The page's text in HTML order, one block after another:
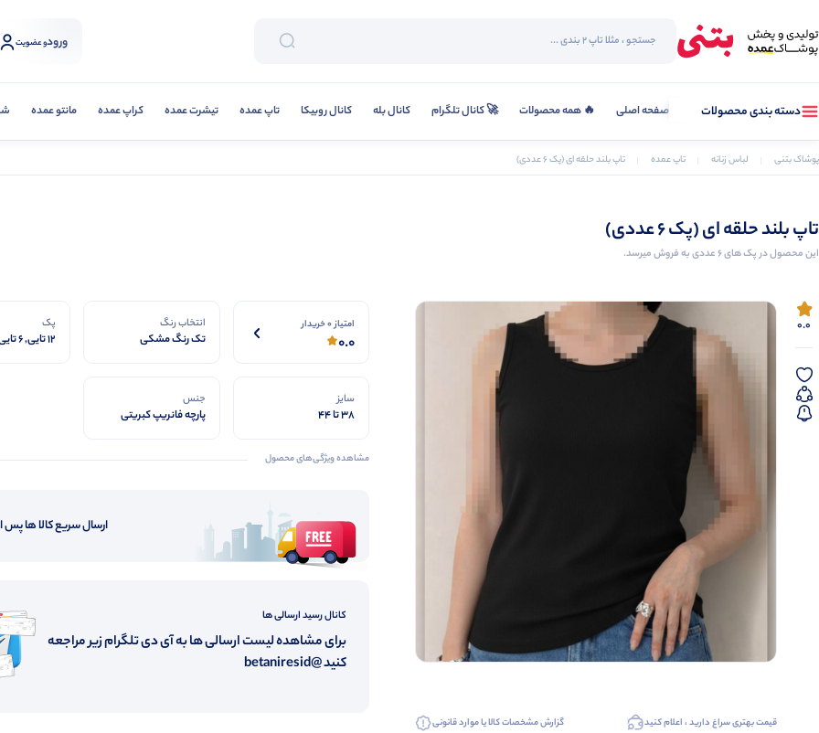
ورودو عضویت
دسته بندی محصولات صفحه اصلی 🔥 همه محصولات 🚀 کانال تلگرام کانال بله کانال روبیکا تاپ عمده تیشرت عمده کراپ عمده مانتو عمده
پوشاک بتنی لباس زنانه تاپ عمده تاپ بلند حلقه ای (پک 6 عددی)
تاپ بلند حلقه ای (پک 6 عددی)
این محصول در پک های 6 عددی به فروش میرسد.
0.0
قیمت بهتری سراغ دارید ، اعلام کنید گزارش مشخصات کالا یا موارد قانونی
امتیاز 0 خریدار
0.0
انتخاب رنگ
تک رنگ مشکی‌
پک
12 تایی, 6 تایی
سایز
۳۸ تا ۴۴
جنس
پارچه فانریپ کبریتی
مشاهده ویژگی‌های محصول
ارسال سریع کالا ها
کانال رسید ارسالی ها
برای مشاهده لیست ارسالی ها به آی دی تلگرام زیر مراجعه
کنید @betaniresid